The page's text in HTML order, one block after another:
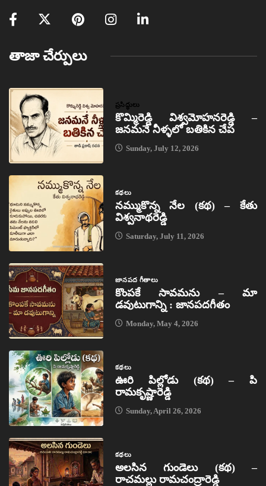
తాజా చేర్పులు
ప్రసిద్ధులు
కొమ్మిరెడ్డి విశ్వమోహనరెడ్డి –
జనమనే నీళ్ళలో బతికిన చేప
Sunday, July 12, 2026
కథలు
నమ్ముకొన్న నేల (కథ) – కేతు
విశ్వనాథరెడ్డి
Saturday, July 11, 2026
జానపద గీతాలు
కొంపకే సావమను – మా
డవుటుగాన్ని : జానపదగీతం
Monday, May 4, 2026
కథలు
ఊరి పిల్లోడు (కథ) – పి
రామకృష్ణారెడ్డి
Sunday, April 26, 2026
కథలు
అలసిన గుండెలు (కథ) –
రాచమల్లు రామచంద్రారెడ్డి